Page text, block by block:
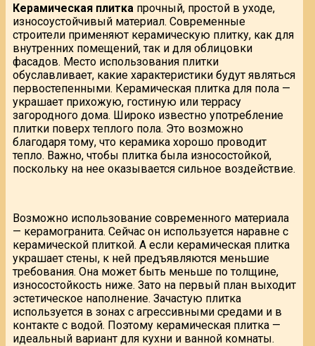
Керамическая плитка прочный, простой в уходе,
износоустойчивый материал. Современные
строители применяют керамическую плитку, как для
внутренних помещений, так и для облицовки
фасадов. Место использования плитки
обуславливает, какие характеристики будут являться
первостепенными. Керамическая плитка для пола —
украшает прихожую, гостиную или террасу
загородного дома. Широко известно употребление
плитки поверх теплого пола. Это возможно
благодаря тому, что керамика хорошо проводит
тепло. Важно, чтобы плитка была износостойкой,
поскольку на нее оказывается сильное воздействие.
Возможно использование современного материала
— керамогранита. Сейчас он используется наравне с
керамической плиткой. А если керамическая плитка
украшает стены, к ней предъявляются меньшие
требования. Она может быть меньше по толщине,
износостойкость ниже. Зато на первый план выходит
эстетическое наполнение. Зачастую плитка
используется в зонах с агрессивными средами и в
контакте с водой. Поэтому керамическая плитка —
идеальный вариант для кухни и ванной комнаты.